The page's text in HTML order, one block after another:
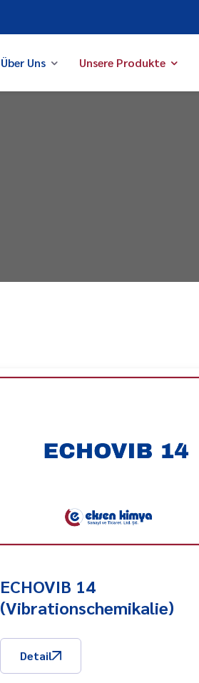
Über Uns Unsere Produkte
ECHOVIB 14
(Vibrationschemikalie)
Detail